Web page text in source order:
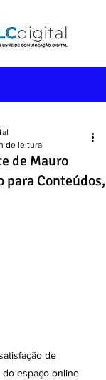
de Mauro
para Conteúdos,
de leitura
de
do espaço online